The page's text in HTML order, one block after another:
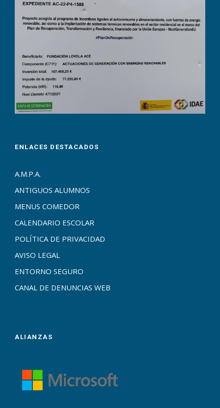
ENLACES DESTACADOS
A.M.P.A.
ANTIGUOS ALUMNOS
MENUS COMEDOR
CALENDARIO ESCOLAR
POLÍTICA DE PRIVACIDAD
AVISO LEGAL
ENTORNO SEGURO
CANAL DE DENUNCIAS WEB
ALIANZAS